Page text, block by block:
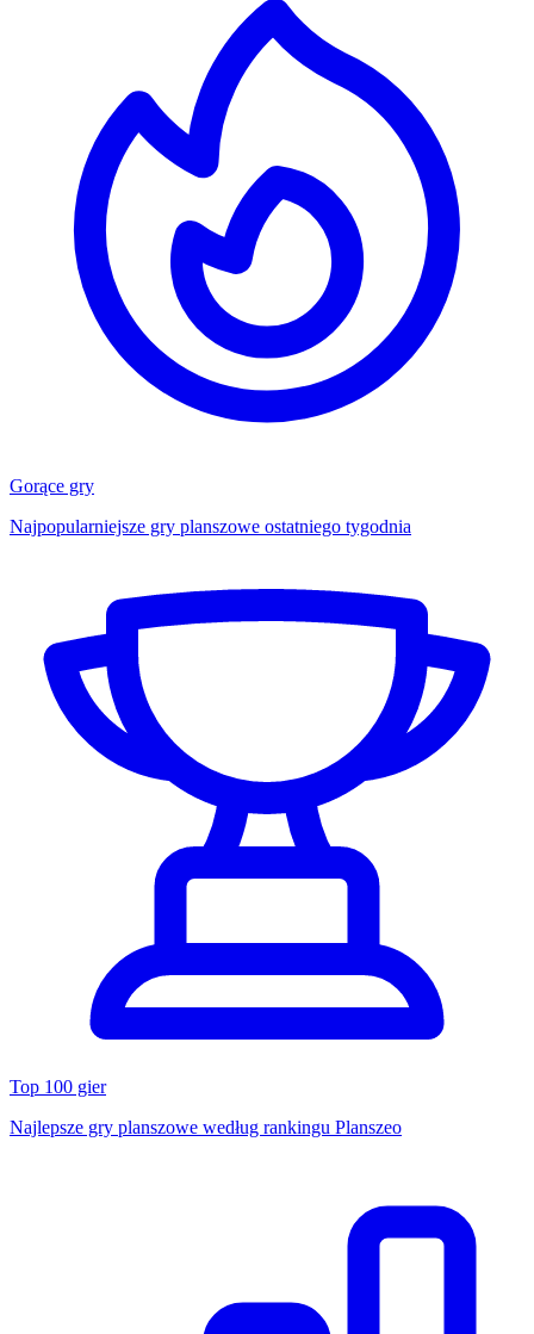
Gorące gry
Najpopularniejsze gry planszowe ostatniego tygodnia
Top 100 gier
Najlepsze gry planszowe według rankingu Planszeo